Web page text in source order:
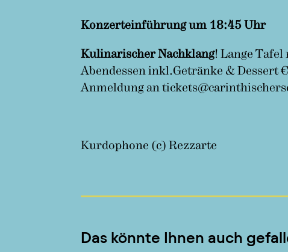
Konzerteinführung um 18:45 Uhr
Kulinarischer Nachklang! Lange
Abendessen inkl.Getränke & Dessert
Anmeldung an
Kurdophone (c) Rezzarte
Das könnte Ihnen auch